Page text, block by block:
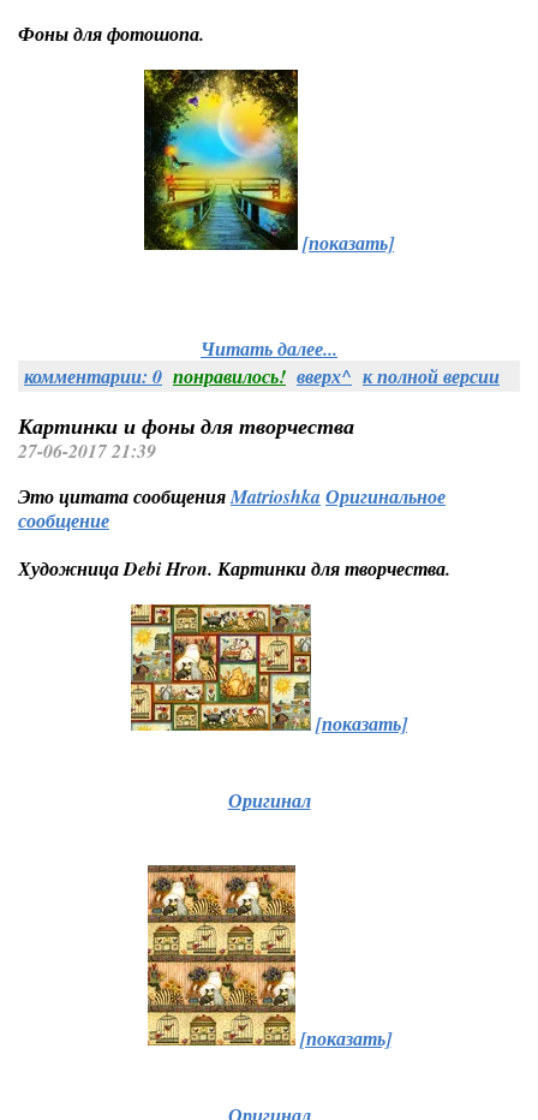
Фоны для фотошопа.
[показать]
Читать далее...
комментарии: 0 понравилось! вверх^ к полной версии
Картинки и фоны для творчества
27-06-2017 21:39
Это цитата сообщенияMatrioshkaОригинальное
сообщение
Художница Debi Hron. Картинки для творчества.
[показать]
Оригинал
[показать]